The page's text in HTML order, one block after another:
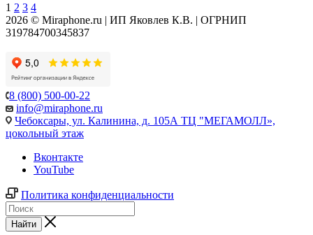
1 2 3 4
2026 © Miraphone.ru | ИП Яковлев К.В. | ОГРНИП
319784700345837
8 (800) 500-00-22
info@miraphone.ru
Чебоксары, ул. Калинина, д. 105А ТЦ "МЕГАМОЛЛ»,
цокольный этаж
Вконтакте
YouTube
Политика конфиденциальности
Найти